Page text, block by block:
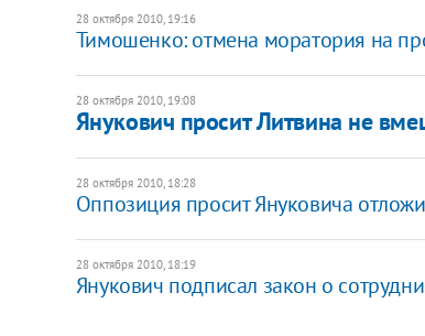
28 октября 2010, 19:16
Тимошенко: отмена моратория на
28 октября 2010, 19:08
​Янукович просит Литвина не
28 октября 2010, 18:28
​Оппозиция просит Януковича
28 октября 2010, 18:19
Янукович подписал закон о